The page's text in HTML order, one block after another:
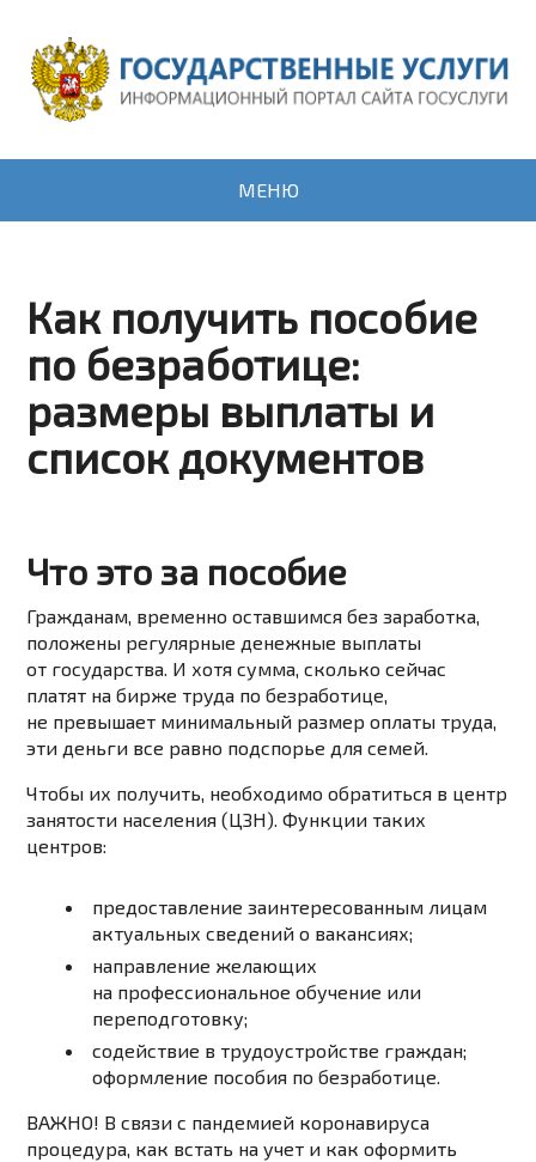
МЕНЮ
Как получить пособие
по безработице:
размеры выплаты и
список документов
Что это за пособие
Гражданам, временно оставшимся без заработка,
положены регулярные денежные выплаты
от государства. И хотя сумма, сколько сейчас
платят на бирже труда по безработице,
не превышает минимальный размер оплаты труда,
эти деньги все равно подспорье для семей.
Чтобы их получить, необходимо обратиться в центр
занятости населения (ЦЗН). Функции таких
центров:
предоставление заинтересованным лицам
актуальных сведений о вакансиях;
направление желающих
на профессиональное обучение или
переподготовку;
содействие в трудоустройстве граждан;
оформление пособия по безработице.
ВАЖНО! В связи с пандемией коронавируса
процедура, как встать на учет и как оформить